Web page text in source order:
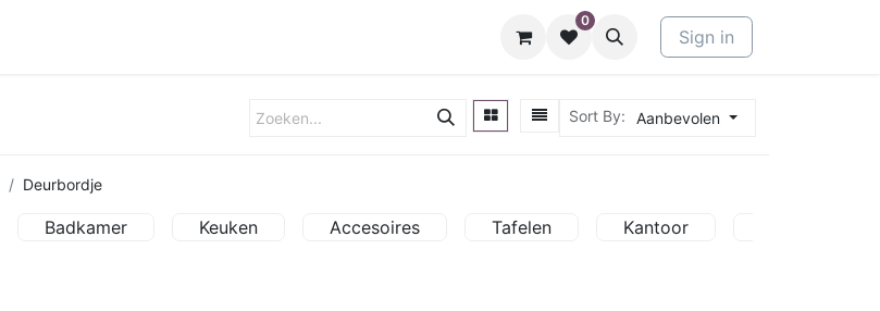
Contact
0
Sign in
Sort By: Aanbevolen
Deurbordje
Badkamer Keuken Accesoires Tafelen Kantoor